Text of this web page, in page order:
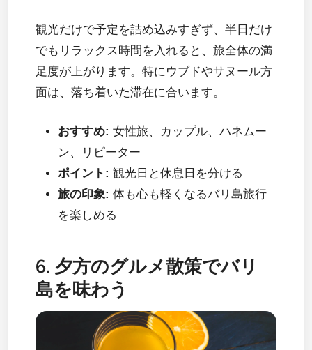
観光だけで予定を詰め込みすぎず、半日だけ
でもリラックス時間を入れると、旅全体の満
足度が上がります。特にウブドやサヌール方
面は、落ち着いた滞在に合います。
おすすめ: 女性旅、カップル、ハネムー
ン、リピーター
ポイント: 観光日と休息日を分ける
旅の印象: 体も心も軽くなるバリ島旅行
を楽しめる
6. 夕方のグルメ散策でバリ
島を味わう